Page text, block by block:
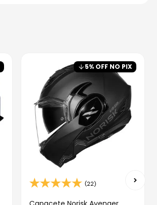
5% OFF NO PIX
(22)